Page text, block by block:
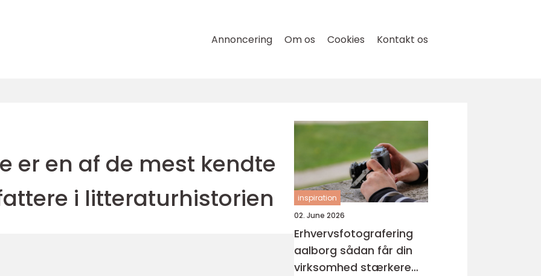
Annoncering Om os Cookies Kontakt os
er en af de mest kendte
i litteraturhistorien
inspiration
02. June 2026
Erhvervsfotografering
aalborg sådan får din
virksomhed stærkere